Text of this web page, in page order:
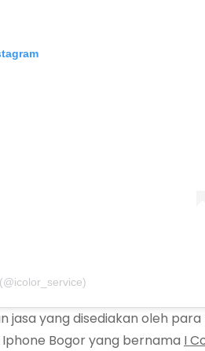
jasa yang disediakan oleh
Bogor yang bernama I